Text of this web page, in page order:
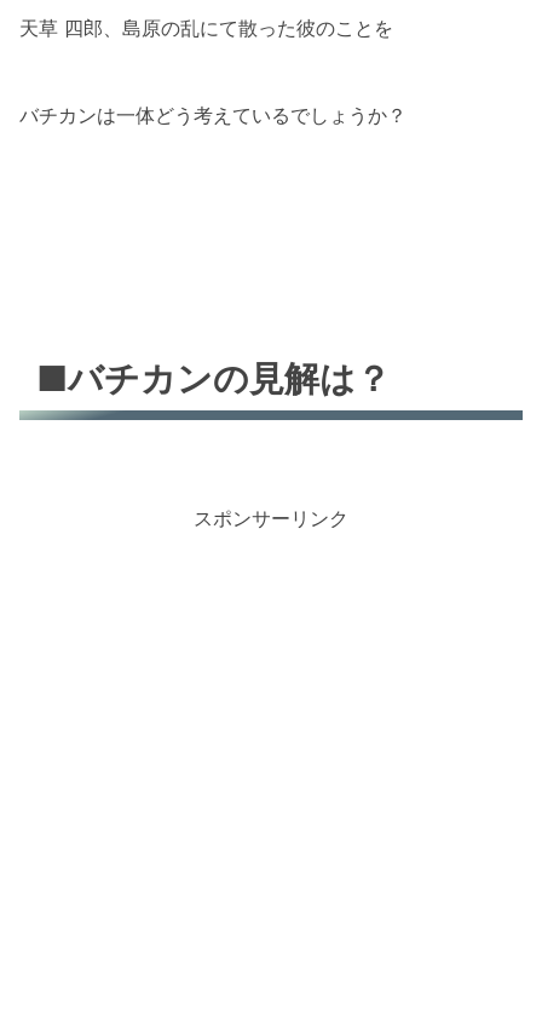
天草 四郎、島原の乱にて散った彼のことを
バチカンは一体どう考えているでしょうか？
■バチカンの見解は？
スポンサーリンク